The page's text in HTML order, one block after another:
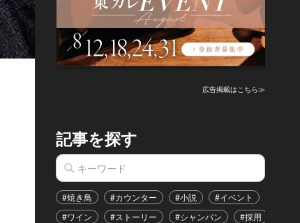
広告掲載はこちら≫
記事を探す
#焼き鳥 #カウンター #小説 #イベント
#ワイン
#ストーリー #シャンパン #採用